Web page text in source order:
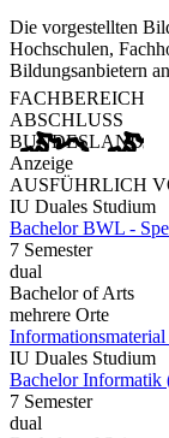
Die vorgestellten
Hochschulen,
Bildungsanbietern
FACHBEREICH
ABSCHLUSS
BUNDESLAND
Anzeige
AUSFÜHRLICH
IU Duales Studium
Bachelor BWL -
7 Semester
dual
Bachelor of Arts
mehrere Orte
IU Duales Studium
Bachelor Informatik
7 Semester
dual